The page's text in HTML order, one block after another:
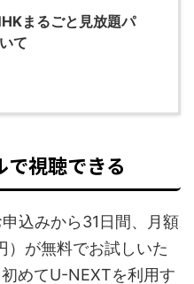
まるごと見放題パ
て
視聴できる
込みから31日間、月額
）が無料でお試しいた
めてU-NEXTを利用す